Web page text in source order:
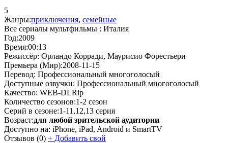
5
Жанры:приключения, семейные
Все сериалы мультфильмы : Италия
Год:2009
Время:00:13
Режиссёр: Орландо Корради, Маурисио Форестьери
Премьера (Мир):2008-11-15
Перевод: Профессиональный многоголосый
Доступные озвучки: Профессиональный многоголосый
Качество: WEB-DLRip
Количество сезонов:1-2 сезон
Серий в сезоне:1-11,12,13 серия
Возраст:для любой зрительской аудитории
Доступно на: iPhone, iPad, Android и SmartTV
Отзывов (0) + Добавить свой